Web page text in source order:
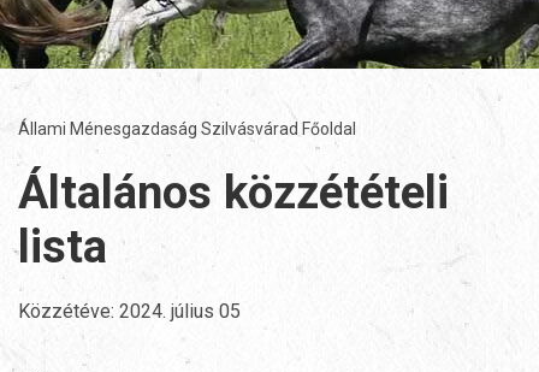
Állami Ménesgazdaság Szilvásvárad Főoldal
Általános közzétételi
lista
Közzétéve: 2024. július 05